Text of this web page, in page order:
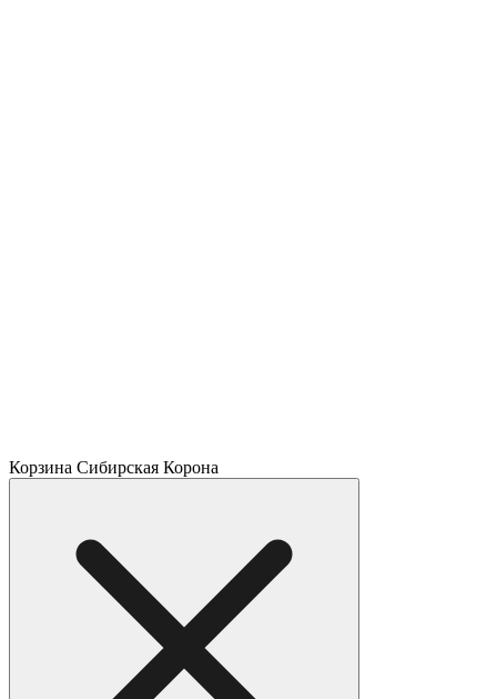
Корзина Сибирская Корона